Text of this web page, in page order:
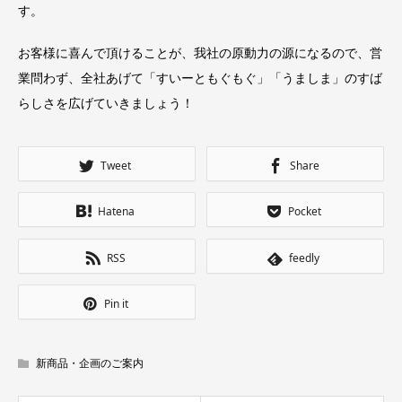
す。
お客様に喜んで頂けることが、我社の原動力の源になるので、営
業問わず、全社あげて「すいーともぐもぐ」「うましま」のすば
らしさを広げていきましょう！
Tweet Share
Hatena Pocket
RSS feedly
Pin it
新商品・企画のご案内